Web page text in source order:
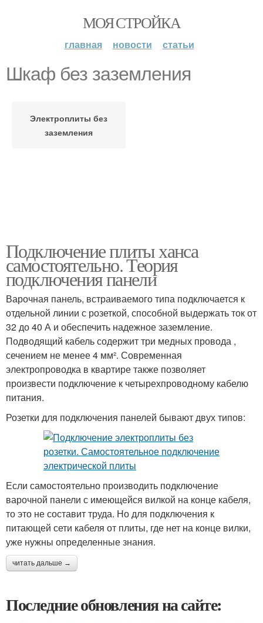
МОЯ СТРОЙКА
главная новости статьи
Шкаф без заземления
Электроплиты без
заземления
Подключение плиты ханса
самостоятельно. Теория
подключения панели
Варочная панель, встраиваемого типа подключается к
отдельной линии с розеткой, способной выдержать ток от
32 до 40 А и обеспечить надежное заземление.
Подводящий кабель содержит три медных провода ,
сечением не менее 4 мм². Современная
электропроводка в квартире также позволяет
произвести подключение к четырехпроводному кабелю
питания.
Розетки для подключения панелей бывают двух типов:
Если самостоятельно производить подключение
варочной панели с имеющейся вилкой на конце кабеля,
то это не составит труда. Но для подключения к
питающей сети кабеля от плиты, где нет на конце вилки,
уже нужны определенные знания.
читать дальше →
Последние обновления на сайте: